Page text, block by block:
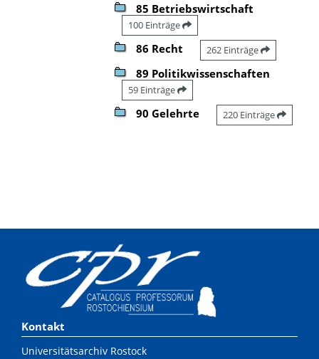
85 Betriebswirtschaft
100 Einträge
86 Recht 262 Einträge
89 Politikwissenschaften
59 Einträge
90 Gelehrte 220 Einträge
Kontakt
Universitätsarchiv Rostock